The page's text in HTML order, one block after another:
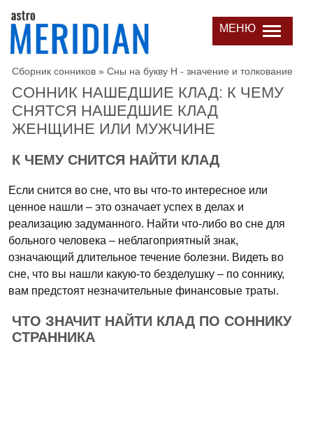
МЕНЮ
Сборник сонников » Сны на букву Н - значение и толкование
СОННИК НАШЕДШИЕ КЛАД: К ЧЕМУ
СНЯТСЯ НАШЕДШИЕ КЛАД
ЖЕНЩИНЕ ИЛИ МУЖЧИНЕ
К ЧЕМУ СНИТСЯ НАЙТИ КЛАД
Если снится во сне, что вы что-то интересное или
ценное нашли – это означает успех в делах и
реализацию задуманного. Найти что-либо во сне для
больного человека – неблагоприятный знак,
означающий длительное течение болезни. Видеть во
сне, что вы нашли какую-то безделушку – по соннику,
вам предстоят незначительные финансовые траты.
ЧТО ЗНАЧИТ НАЙТИ КЛАД ПО СОННИКУ
СТРАННИКА